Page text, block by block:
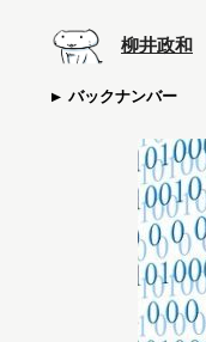
柳井政和
バックナンバー